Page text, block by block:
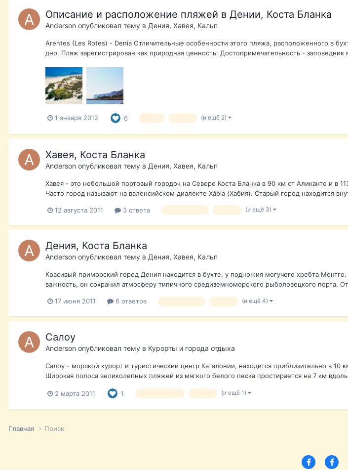
Описание и расположение пляжей в Дении, Коста Бланка
Anderson опубликовал тему в Дения, Хавея, Кальп
Arentes (Les Rotes) - Denia Отличительные особенности этого пляжа, расположенного в
дно. Пляж зарегистрирован как природная ценность: Достопримечательность -
1 января 2012 6 (и ещё 2)
Хавея, Коста Бланка
Anderson опубликовал тему в Дения, Хавея, Кальп
Хавея - это небольшой портовый городок на Севере Коста Бланка в 90 км от Аликанте и в
Часто город называют на валенсийском диалекте Xàbia (Хабия). Старый город находится
12 августа 2011 3 ответа (и ещё 3)
Дения, Коста Бланка
Anderson опубликовал тему в Дения, Хавея, Кальп
Красивый приморский город Дения находится в бухте, у подножия могучего хребта
важность, он сохранил атмосферу типичного средиземноморского рыболовецкого порта.
17 июня 2011 6 ответов (и ещё 4)
Салоу
Anderson опубликовал тему в Курорты и города отдыха
Салоу - морской курорт и туристический центр Каталонии, находится приблизительно в
Широкая полоса великолепных пляжей из мягкого белого песка простирается на 7 км
2 марта 2011 1 (и ещё 1)
Главная Поиск